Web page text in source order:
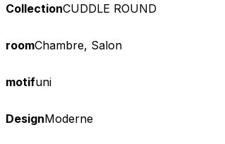
CollectionCUDDLE ROUND
roomChambre, Salon
motifuni
DesignModerne